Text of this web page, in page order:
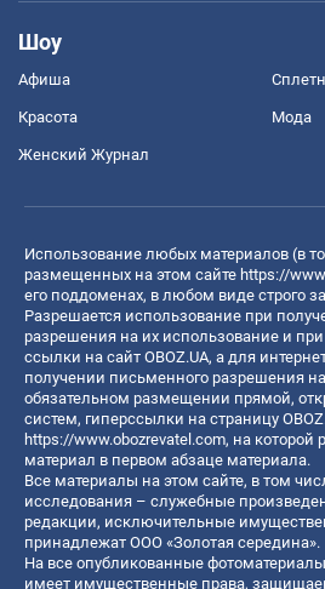
Шоу
Афиша
Красота Мода
Женский Журнал
Использование любых материалов (в
размещенных на этом сайте https://
его поддоменах, в любом виде строго
Разрешается использование при
разрешения на их использование и
ссылки на сайт OBOZ.UA, а для
получении письменного разрешения
обязательном размещении прямой,
систем, гиперссылки на страницу
https://www.obozrevatel.com, на
материал в первом абзаце материала.
Все материалы на этом сайте, в том
исследования – служебные
редакции, исключительные
принадлежат ООО «Золотая середина».
На все опубликованные
имеет имущественные права,